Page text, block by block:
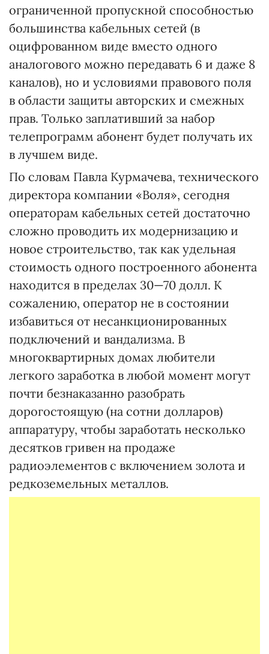
ограниченной пропускной способностью
большинства кабельных сетей (в
оцифрованном виде вместо одного
аналогового можно передавать 6 и даже 8
каналов), но и условиями правового поля
в области защиты авторских и смежных
прав. Только заплативший за набор
телепрограмм абонент будет получать их
в лучшем виде.
По словам Павла Курмачева, технического
директора компании «Воля», сегодня
операторам кабельных сетей достаточно
сложно проводить их модернизацию и
новое строительство, так как удельная
стоимость одного построенного абонента
находится в пределах 30—70 долл. К
сожалению, оператор не в состоянии
избавиться от несанкционированных
подключений и вандализма. В
многоквартирных домах любители
легкого заработка в любой момент могут
почти безнаказанно разобрать
дорогостоящую (на сотни долларов)
аппаратуру, чтобы заработать несколько
десятков гривен на продаже
радиоэлементов с включением золота и
редкоземельных металлов.